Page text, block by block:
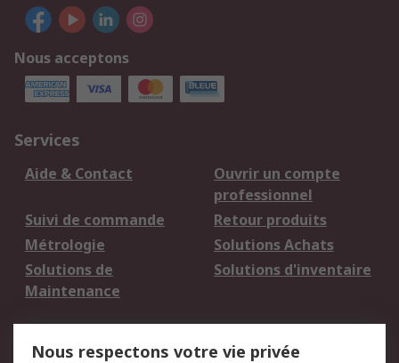
Nous acceptons
Services
Aide & Contact
Ouvrir un compte
professionnel
Suivi de commande
Retour produits
Métrologie
Solutions Achats
Solutions de
Maintenance
Solutions d'inventaire
Nous respectons votre vie privée